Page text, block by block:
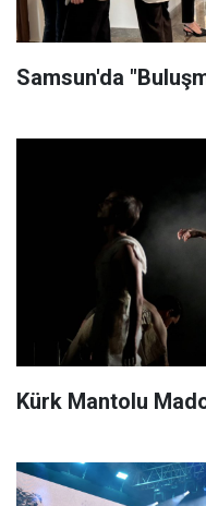
Samsun'da
Kürk Mantolu